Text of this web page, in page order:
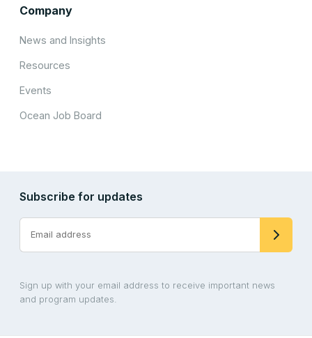
Company
News and Insights
Resources
Events
Ocean Job Board
Subscribe for updates
Sign up with your email address to receive important news
and program updates.